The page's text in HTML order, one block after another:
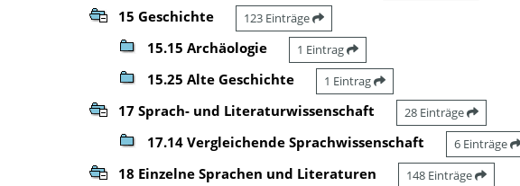
15 Geschichte 123 Einträge
15.15 Archäologie 1 Eintrag
15.25 Alte Geschichte 1 Eintrag
17 Sprach- und Literaturwissenschaft 28 Einträge
17.14 Vergleichende Sprachwissenschaft 6 Einträge
18 Einzelne Sprachen und Literaturen 148 Einträge